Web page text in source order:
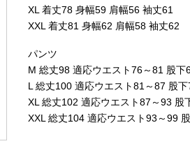
XL 着丈78 身幅59 肩幅56 袖丈61
XXL 着丈81 身幅62 肩幅58 袖丈62
パンツ
M 総丈98 適応ウエスト76～81 股下
L 総丈100 適応ウエスト81～87 股
XL 総丈102 適応ウエスト87～93 股
XXL 総丈104 適応ウエスト93～99